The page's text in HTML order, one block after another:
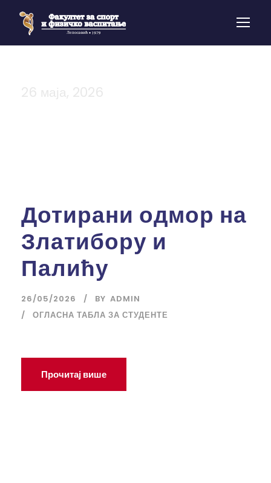
Дотирани одмор на
Златибору и
Палићу
26/05/2026 BY ADMIN
ОГЛАСНА ТАБЛА ЗА СТУДЕНТЕ
Прочитај више